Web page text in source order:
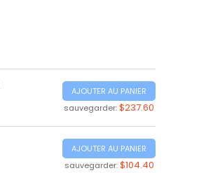
AJOUTER AU PANIER
sauvegarder:$237.60
AJOUTER AU PANIER
sauvegarder: $104.40